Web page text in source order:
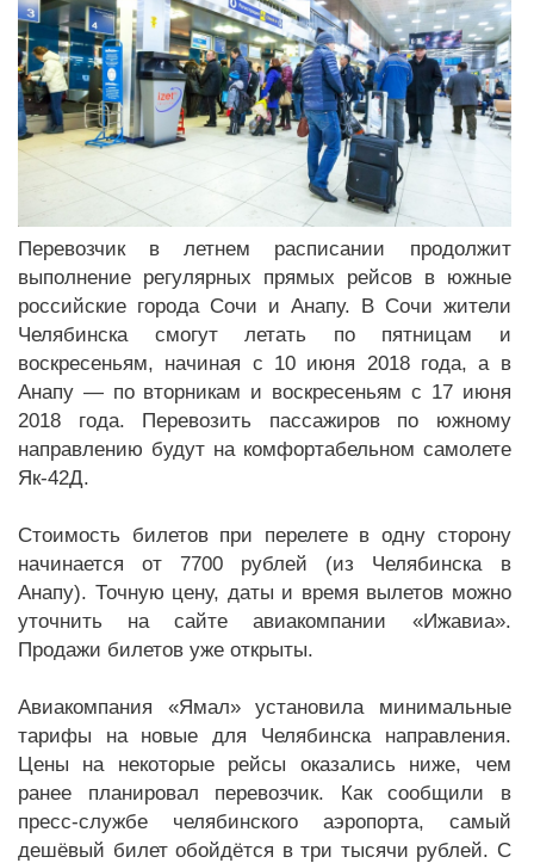
Перевозчик в летнем расписании продолжит
выполнение регулярных прямых рейсов в южные
российские города Сочи и Анапу. В Сочи жители
Челябинска смогут летать по пятницам и
воскресеньям, начиная с 10 июня 2018 года, а в
Анапу — по вторникам и воскресеньям с 17 июня
2018 года. Перевозить пассажиров по южному
направлению будут на комфортабельном самолете
Як-42Д.
Стоимость билетов при перелете в одну сторону
начинается от 7700 рублей (из Челябинска в
Анапу). Точную цену, даты и время вылетов можно
уточнить на сайте авиакомпании «Ижавиа».
Продажи билетов уже открыты.
Авиакомпания «Ямал» установила минимальные
тарифы на новые для Челябинска направления.
Цены на некоторые рейсы оказались ниже, чем
ранее планировал перевозчик. Как сообщили в
пресс-службе челябинского аэропорта, самый
дешёвый билет обойдётся в три тысячи рублей. С